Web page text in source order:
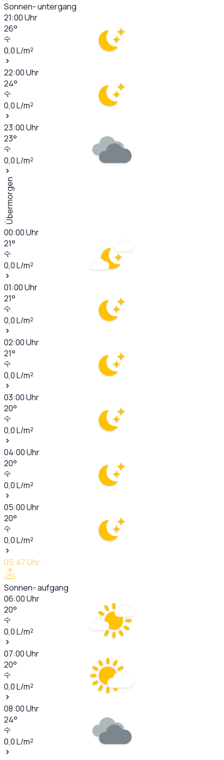
Sonnen- untergang
21:00Uhr
26°
0,0L/m²
22:00Uhr
24°
0,0L/m²
23:00Uhr
23°
0,0L/m²
Übermorgen
00:00Uhr
21°
0,0L/m²
01:00Uhr
21°
0,0L/m²
02:00Uhr
21°
0,0L/m²
03:00Uhr
20°
0,0L/m²
04:00Uhr
20°
0,0L/m²
05:00Uhr
20°
0,0L/m²
05:47Uhr
Sonnen- aufgang
06:00Uhr
20°
0,0L/m²
07:00Uhr
20°
0,0L/m²
08:00Uhr
24°
0,0L/m²